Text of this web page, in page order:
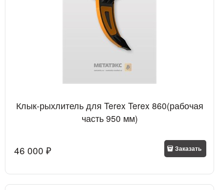
Клык-рыхлитель для Terex Terex 860(рабочая
часть 950 мм)
46 000 ₽ Заказать